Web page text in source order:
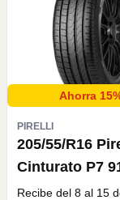
Ahorra
PIRELLI
205/55/R16
Cinturato P7
Recibe del 8 al 15